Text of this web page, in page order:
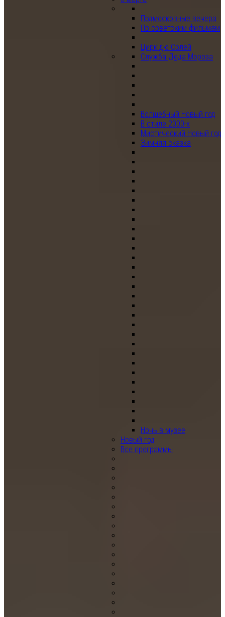
Подмосковные вечера
По советским фильмам
Цирк дю Солей
Служба Деда Мороза
Волшебный Новый год
В стиле 2000-х
Мистический Новый год
Зимняя сказка
Ночь в музее
Новый год
Все программы